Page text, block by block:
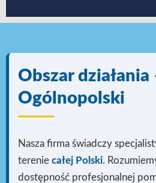
Obszar działania
Ogólnopolski
Nasza firma świadczy
terenie całej Polski.
dostępność profesjonalnej